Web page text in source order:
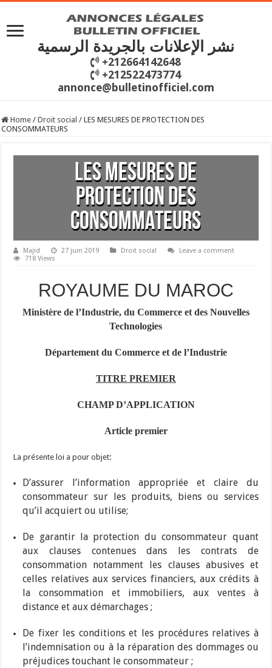
نشر الإعلانات بالجريدة الرسمية
+212664142648
+212522473774
annonce@bulletinofficiel.com
Home / Droit social / LES MESURES DE PROTECTION DES
CONSOMMATEURS
LES MESURES DE
PROTECTION DES
CONSOMMATEURS
Majid 27 juin 2019 Droit social
Leave a comment
718 Views
ROYAUME DU MAROC
Ministère de l’Industrie, du Commerce et des Nouvelles
Technologies
Département du Commerce et de l’Industrie
TITRE PREMIER
CHAMP D’APPLICATION
Article premier
La présente loi a pour objet:
D’assurer l’information appropriée et claire du
consommateur sur les produits, biens ou services
qu’il acquiert ou utilise;
De garantir la protection du consommateur quant
aux clauses contenues dans les contrats de
consommation notamment les clauses abusives et
celles relatives aux services financiers, aux crédits à
la consommation et immobiliers, aux ventes à
distance et aux démarchages ;
De fixer les conditions et les procédures relatives à
l’indemnisation ou à la réparation des dommages ou
préjudices touchant le consommateur ;